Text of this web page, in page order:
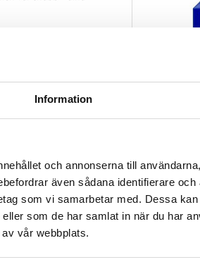
Information
och annonserna till
även sådana identifierare och
som vi samarbetar med. Dessa
som de har samlat in när du har
vår webbplats.
Fitch och få en otrolig
kr.